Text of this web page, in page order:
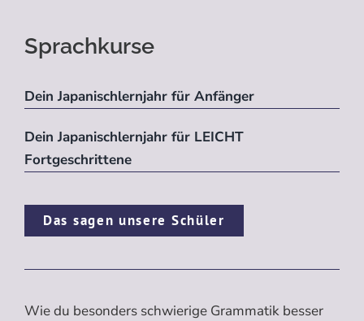
Sprachkurse
Dein Japanischlernjahr für Anfänger
Dein Japanischlernjahr für LEICHT
Fortgeschrittene
Das sagen unsere Schüler
Wie du besonders schwierige Grammatik besser